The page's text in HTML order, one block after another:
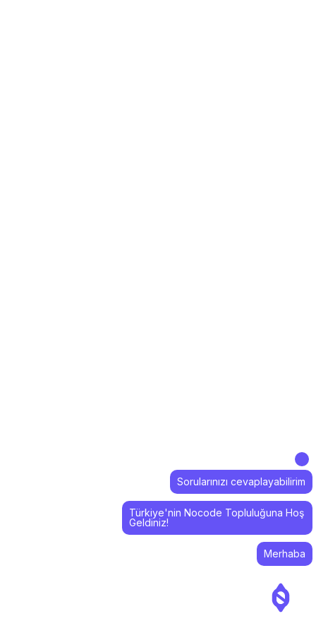
Merhaba
Türkiye'nin Nocode Topluluğuna Hoş
Geldiniz!
Sorularınızı cevaplayabilirim